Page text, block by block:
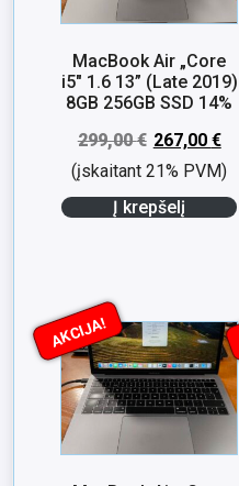
MacBook Air „Core
i5″ 1.6 13” (Late 2019)
8GB 256GB SSD 14%
299,00€ 267,00 €
(įskaitant 21% PVM)
Į krepšelį
AKCIJA!